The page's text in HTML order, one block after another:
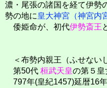
濃・尾張の諸国を経て伊勢
勢の地に皇大神宮（神宮内
倭姫命が、初代伊勢斎王
＜布勢内親王（ふせない
第50代 桓武天皇の第５皇
797年(皇紀1457)延暦16年